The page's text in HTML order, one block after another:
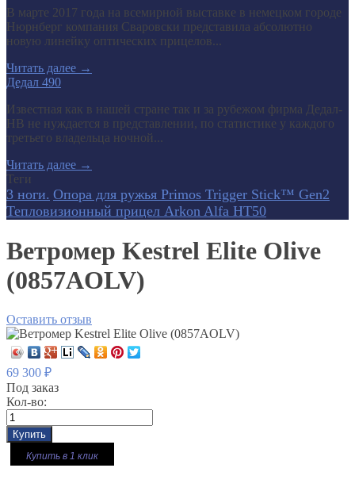
В марте 2017 года на всемирной выставке в немецком городе
Нюрнберг компания Сваровски представила абсолютно
новую линейку оптических прицелов...
Читать далее →
Дедал 490
Известная как в нашей стране так и за рубежом фирма Дедал-
НВ не нуждается в представлении, по статистике у каждого
третьего владельца ночной...
Читать далее →
Теги
3 ноги. Опора для ружья Primos Trigger Stick™ Gen2
Тепловизионный прицел Arkon Alfa HT50
Ветромер Kestrel Elite Olive
(0857AOLV)
Оставить отзыв
69 300 ₽
Под заказ
Кол-во:
Купить в 1 клик